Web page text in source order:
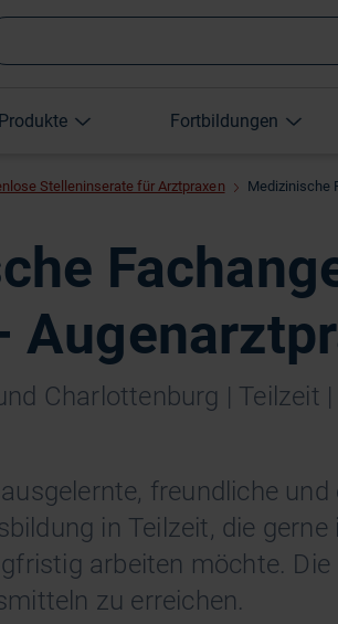
Produkte Fortbildungen
Stelleninserate für Arztpraxen Medizinische
Charlottenburg | Teilzeit
freundliche
in Teilzeit, die
arbeiten möchte.
zu erreichen.